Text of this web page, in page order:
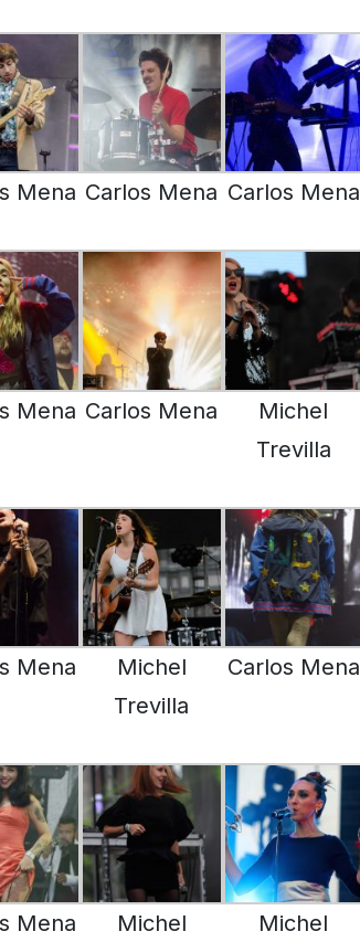
Mena Carlos Mena Carlos Mena
Mena Carlos Mena
Michel
Trevilla
Mena
Michel
Trevilla
Carlos Mena
Mena
Michel
Michel